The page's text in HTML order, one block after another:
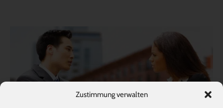
Zustimmung verwalten